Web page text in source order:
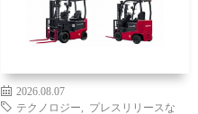
2026.08.07
テクノロジー
プレスリリースな